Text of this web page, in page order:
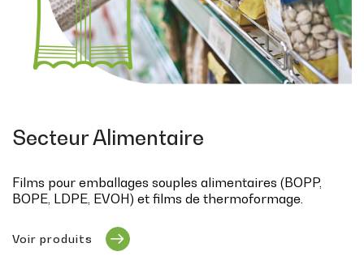
Secteur Alimentaire
Films pour emballages souples alimentaires (BOPP,
BOPE, LDPE, EVOH) et films de thermoformage.
Voir produits